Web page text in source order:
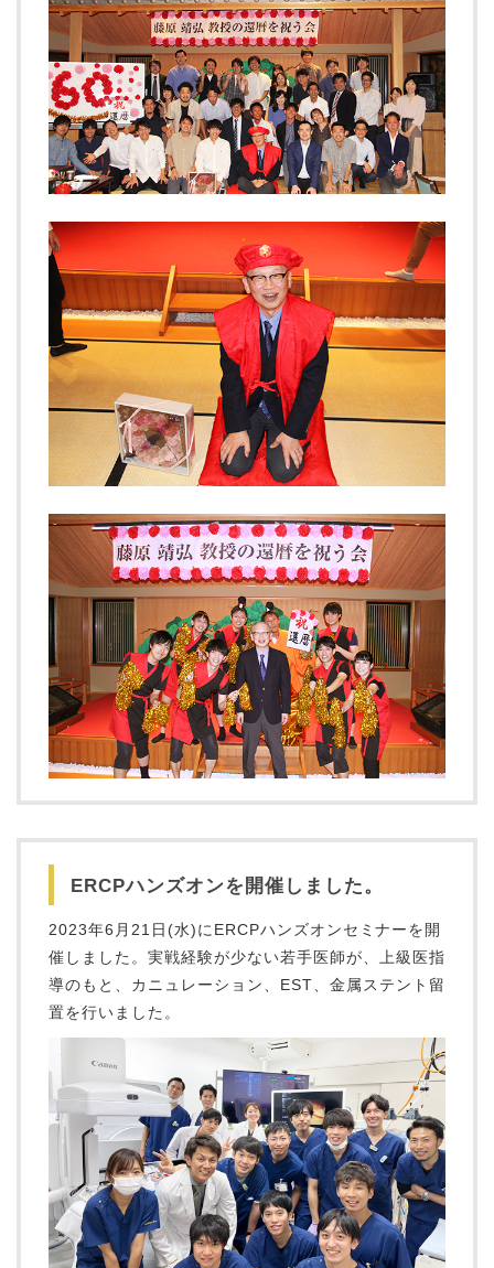
ERCPハンズオンを開催しました。
2023年6月21日(水)にERCPハンズオンセミナーを開
催しました。実戦経験が少ない若手医師が、上級医指
導のもと、カニュレーション、EST、金属ステント留
置を行いました。